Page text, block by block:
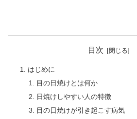
目次
はじめに
目の日焼けとは何か
日焼けしやすい人の特徴
目の日焼けが引き起こす病気